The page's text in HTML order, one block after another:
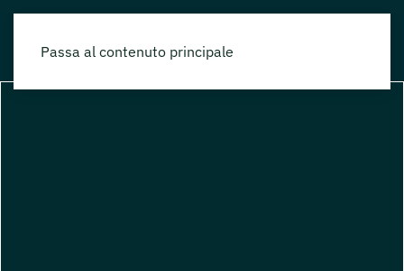
Passa al contenuto principale